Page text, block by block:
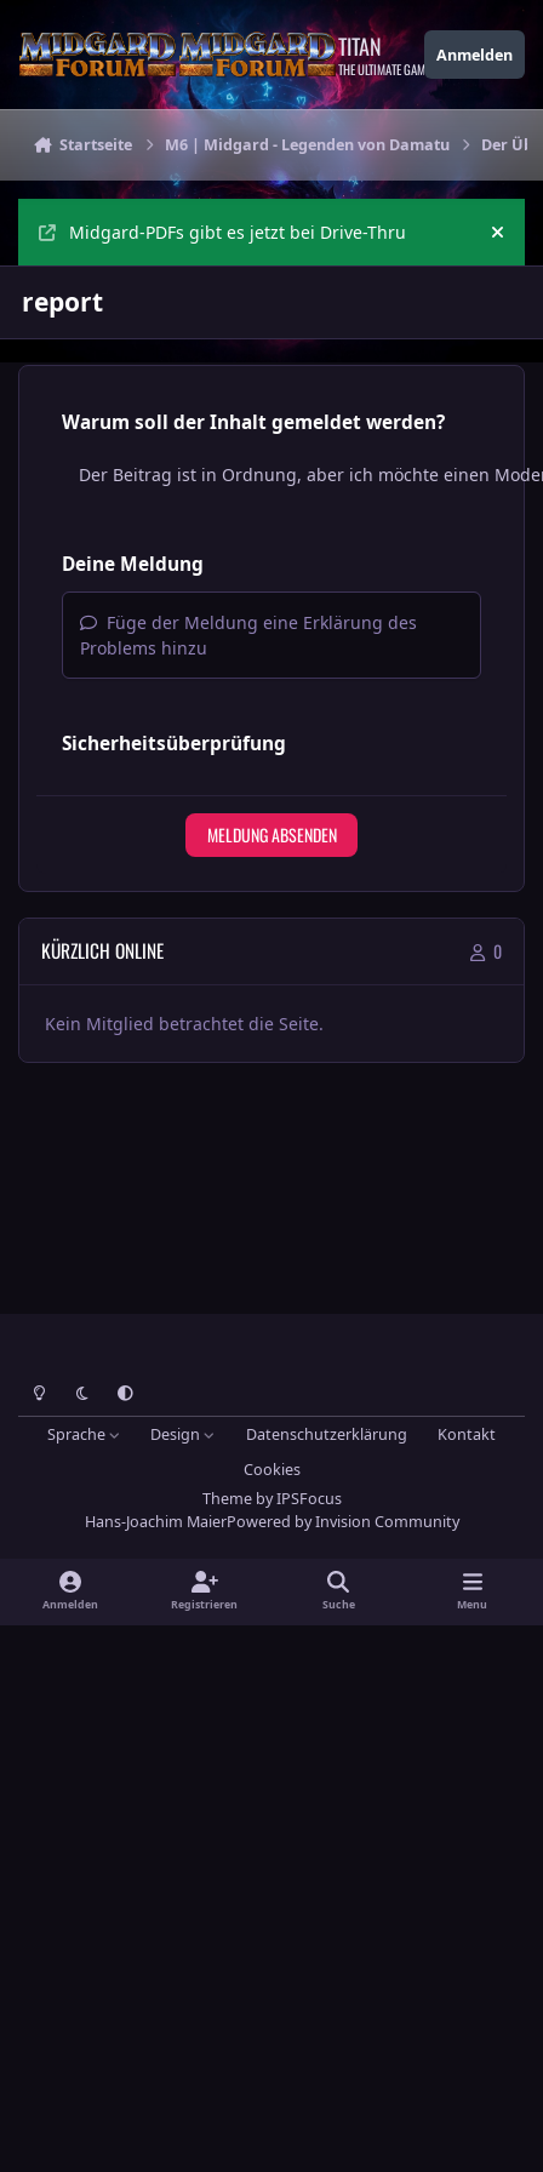
TITAN
THE ULTIMATE GAMING THEME
Anmelden
Startseite M6 | Midgard - Legenden von Damatu Der
Midgard-PDFs gibt es jetzt bei Drive-Thru
report
Warum soll der Inhalt gemeldet werden?
Deine Meldung
Füge der Meldung eine Erklärung des
Problems hinzu
Sicherheitsüberprüfung
MELDUNG ABSENDEN
KÜRZLICH ONLINE 0
Kein Mitglied betrachtet die Seite.
Heller ModusDunkler ModusSystemeinstellung
Sprache Design Datenschutzerklärung
Kontakt
Cookies
ThemebyIPSFocus
Hans-Joachim MaierPowered byInvision Community
Anmelden Registrieren Suche Menu